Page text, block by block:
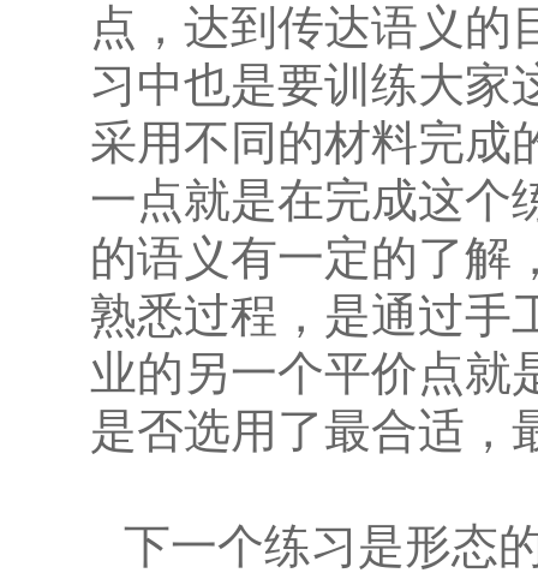
点，达到传达语义的
习中也是要训练大家
采用不同的材料完成
一点就是在完成这个
的语义有一定的了解
熟悉过程，是通过手
业的另一个平价点就
是否选用了最合适，
下一个练习是形态